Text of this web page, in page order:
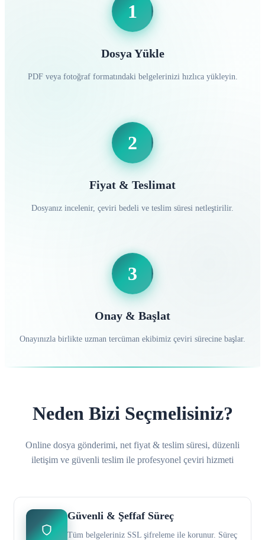
1
Dosya Yükle
PDF veya fotoğraf formatındaki belgelerinizi hızlıca yükleyin.
2
Fiyat & Teslimat
Dosyanız incelenir, çeviri bedeli ve teslim süresi netleştirilir.
3
Onay & Başlat
Onayınızla birlikte uzman tercüman ekibimiz çeviri sürecine başlar.
Neden Bizi Seçmelisiniz?
Online dosya gönderimi, net fiyat & teslim süresi, düzenli
iletişim ve güvenli teslim ile profesyonel çeviri hizmeti
Güvenli & Şeffaf Süreç
Tüm belgeleriniz SSL şifreleme ile korunur. Süreç